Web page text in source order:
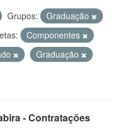
Grupos:
Graduação
Componentes
Graduação
- Contratações